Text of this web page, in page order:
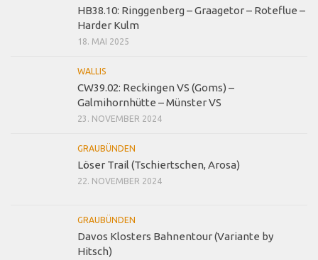
HB38.10: Ringgenberg – Graagetor – Roteflue –
Harder Kulm
18. MAI 2025
WALLIS
CW39.02: Reckingen VS (Goms) –
Galmihornhütte – Münster VS
23. NOVEMBER 2024
GRAUBÜNDEN
Löser Trail (Tschiertschen, Arosa)
22. NOVEMBER 2024
GRAUBÜNDEN
Davos Klosters Bahnentour (Variante by
Hitsch)